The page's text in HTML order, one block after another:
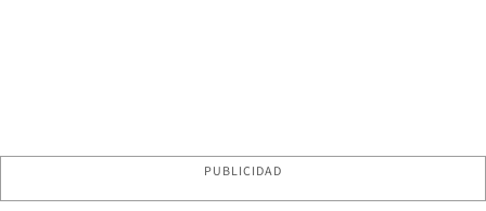
PUBLICIDAD